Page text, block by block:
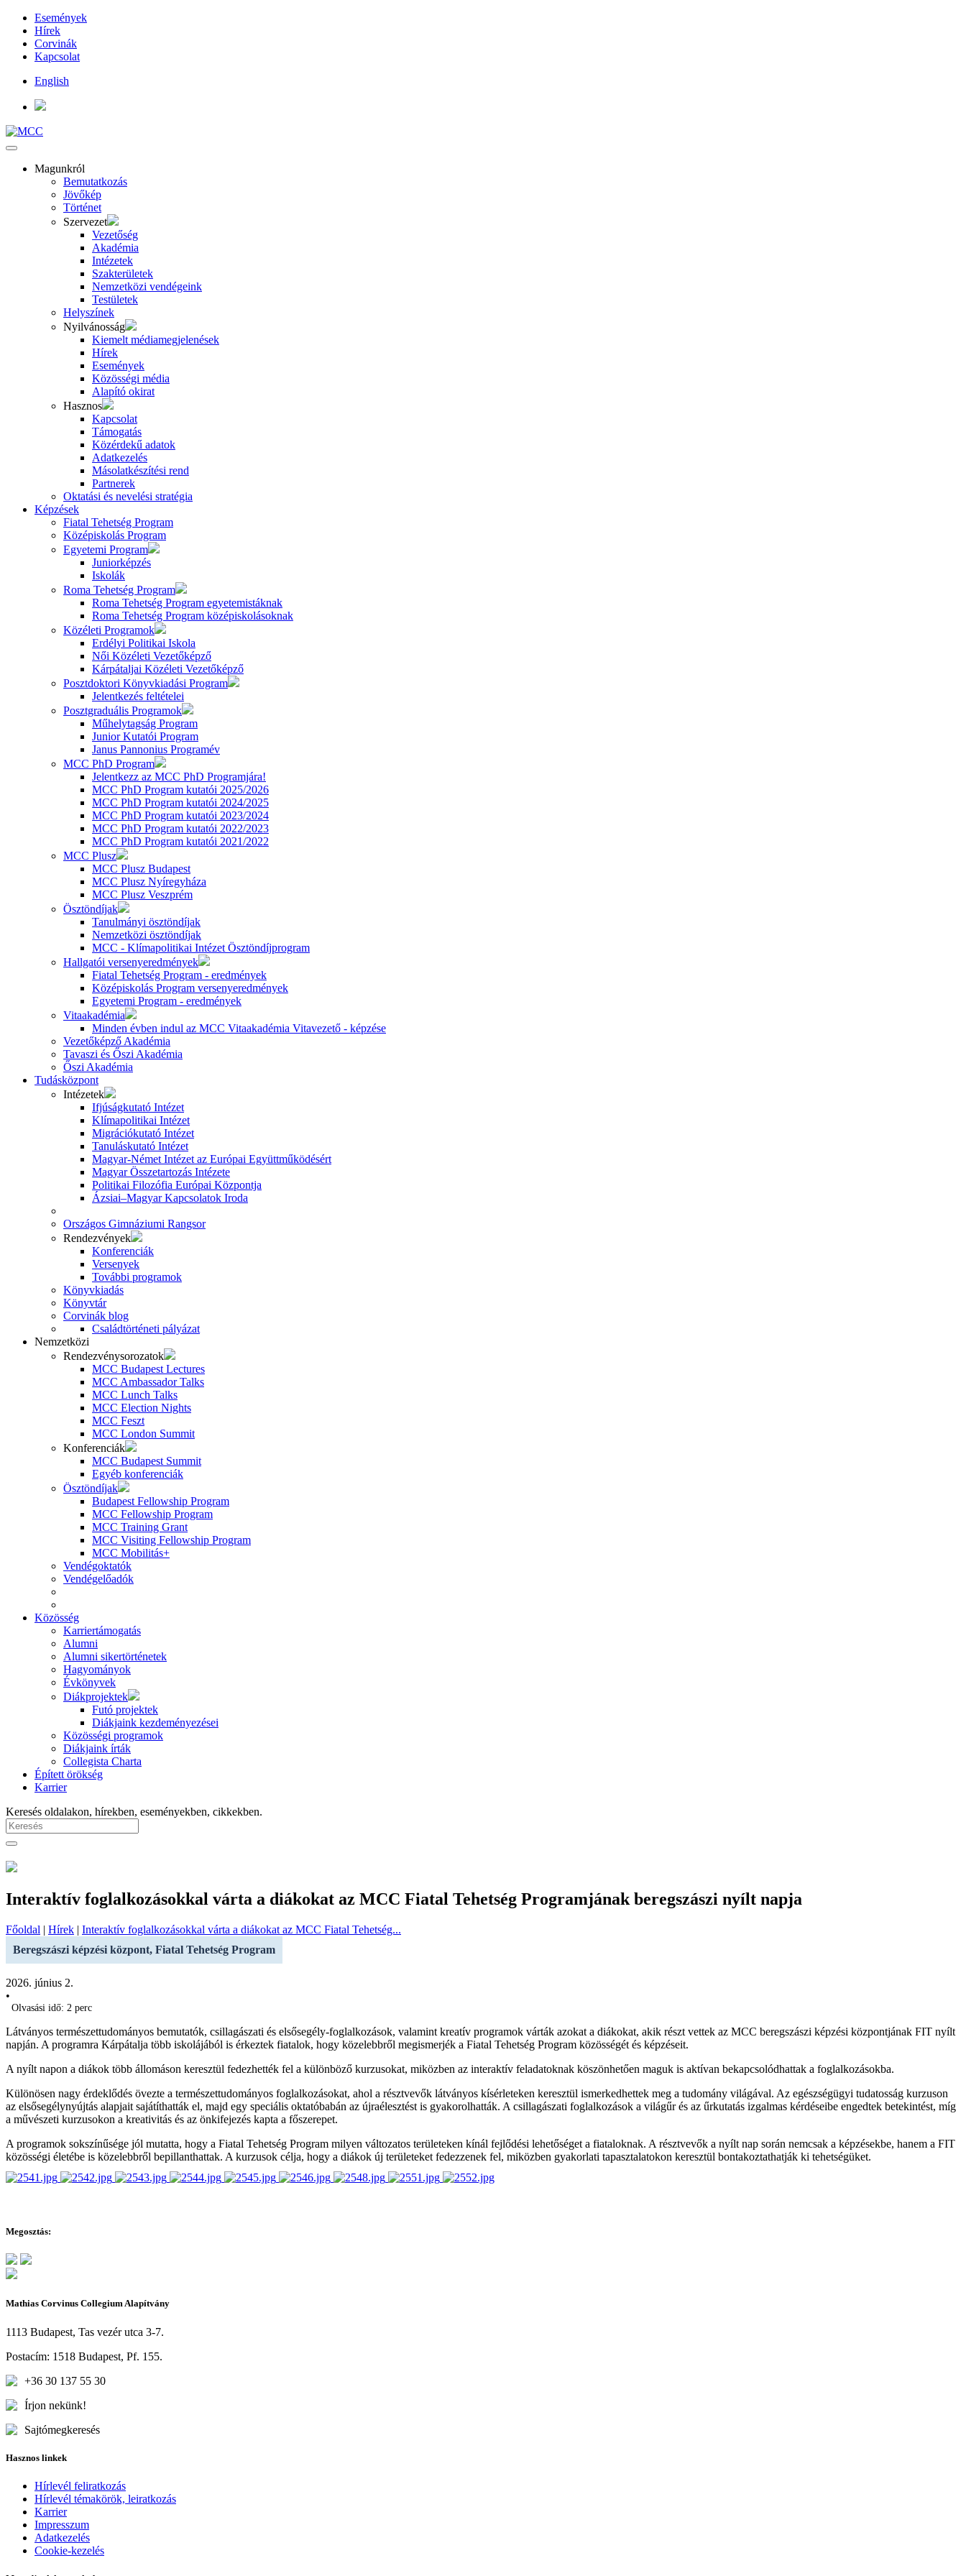
Események
Hírek
Corvinák
Kapcsolat
English
Magunkról
Bemutatkozás
Jövőkép
Történet
Szervezet
Vezetőség
Akadémia
Intézetek
Szakterületek
Nemzetközi vendégeink
Testületek
Helyszínek
Nyilvánosság
Kiemelt médiamegjelenések
Hírek
Események
Közösségi média
Alapító okirat
Hasznos
Kapcsolat
Támogatás
Közérdekű adatok
Adatkezelés
Másolatkészítési rend
Partnerek
Oktatási és nevelési stratégia
Képzések
Fiatal Tehetség Program
Középiskolás Program
Egyetemi Program
Juniorképzés
Iskolák
Roma Tehetség Program
Roma Tehetség Program egyetemistáknak
Roma Tehetség Program középiskolásoknak
Közéleti Programok
Erdélyi Politikai Iskola
Női Közéleti Vezetőképző
Kárpátaljai Közéleti Vezetőképző
Posztdoktori Könyvkiadási Program
Jelentkezés feltételei
Posztgraduális Programok
Műhelytagság Program
Junior Kutatói Program
Janus Pannonius Programév
MCC PhD Program
Jelentkezz az MCC PhD Programjára!
MCC PhD Program kutatói 2025/2026
MCC PhD Program kutatói 2024/2025
MCC PhD Program kutatói 2023/2024
MCC PhD Program kutatói 2022/2023
MCC PhD Program kutatói 2021/2022
MCC Plusz
MCC Plusz Budapest
MCC Plusz Nyíregyháza
MCC Plusz Veszprém
Ösztöndíjak
Tanulmányi ösztöndíjak
Nemzetközi ösztöndíjak
MCC - Klímapolitikai Intézet Ösztöndíjprogram
Hallgatói versenyeredmények
Fiatal Tehetség Program - eredmények
Középiskolás Program versenyeredmények
Egyetemi Program - eredmények
Vitaakadémia
Minden évben indul az MCC Vitaakadémia Vitavezető - képzése
Vezetőképző Akadémia
Tavaszi és Őszi Akadémia
Őszi Akadémia
Tudásközpont
Intézetek
Ifjúságkutató Intézet
Klímapolitikai Intézet
Migrációkutató Intézet
Tanuláskutató Intézet
Magyar-Német Intézet az Európai Együttműködésért
Magyar Összetartozás Intézete
Politikai Filozófia Európai Központja
Ázsiai–Magyar Kapcsolatok Iroda
Országos Gimnáziumi Rangsor
Rendezvények
Konferenciák
Versenyek
További programok
Könyvkiadás
Könyvtár
Corvinák blog
Családtörténeti pályázat
Nemzetközi
Rendezvénysorozatok
MCC Budapest Lectures
MCC Ambassador Talks
MCC Lunch Talks
MCC Election Nights
MCC Feszt
MCC London Summit
Konferenciák
MCC Budapest Summit
Egyéb konferenciák
Ösztöndíjak
Budapest Fellowship Program
MCC Fellowship Program
MCC Training Grant
MCC Visiting Fellowship Program
MCC Mobilitás+
Vendégoktatók
Vendégelőadók
Közösség
Karriertámogatás
Alumni
Alumni sikertörténetek
Hagyományok
Évkönyvek
Diákprojektek
Futó projektek
Diákjaink kezdeményezései
Közösségi programok
Diákjaink írták
Collegista Charta
Épített örökség
Karrier
Keresés oldalakon, hírekben, eseményekben, cikkekben.
Interaktív foglalkozásokkal várta a diákokat az MCC Fiatal Tehetség Programjának beregszászi nyílt napja
Főoldal | Hírek | Interaktív foglalkozásokkal várta a diákokat az MCC Fiatal Tehetség...
Beregszászi képzési központ, Fiatal Tehetség Program
2026. június 2.
•
Olvasási idő: 2 perc
Látványos természettudományos bemutatók, csillagászati és elsősegély-foglalkozások, valamint kreatív programok várták azokat a diákokat, akik részt vettek az MCC beregszászi képzési központjának FIT nyílt
napján. A programra Kárpátalja több iskolájából is érkeztek fiatalok, hogy közelebbről megismerjék a Fiatal Tehetség Program közösségét és képzéseit.
A nyílt napon a diákok több állomáson keresztül fedezhették fel a különböző kurzusokat, miközben az interaktív feladatoknak köszönhetően maguk is aktívan bekapcsolódhattak a foglalkozásokba.
Különösen nagy érdeklődés övezte a természettudományos foglalkozásokat, ahol a résztvevők látványos kísérleteken keresztül ismerkedhettek meg a tudomány világával. Az egészségügyi tudatosság kurzuson
az elsősegélynyújtás alapjait sajátíthatták el, majd egy speciális oktatóbabán az újraélesztést is gyakorolhatták. A csillagászati foglalkozások a világűr és az űrkutatás izgalmas kérdéseibe engedtek betekintést, míg
a művészeti kurzusokon a kreativitás és az önkifejezés kapta a főszerepet.
A programok sokszínűsége jól mutatta, hogy a Fiatal Tehetség Program milyen változatos területeken kínál fejlődési lehetőséget a fiataloknak. A résztvevők a nyílt nap során nemcsak a képzésekbe, hanem a FIT
közösségi életébe is közelebbről bepillanthattak. A kurzusok célja, hogy a diákok új területeket fedezzenek fel, miközben gyakorlati tapasztalatokon keresztül bontakoztathatják ki tehetségüket.
Megosztás:
Mathias Corvinus Collegium Alapítvány
1113 Budapest, Tas vezér utca 3-7.
Postacím: 1518 Budapest, Pf. 155.
+36 30 137 55 30
Írjon nekünk!
Sajtómegkeresés
Hasznos linkek
Hírlevél feliratkozás
Hírlevél témakörök, leiratkozás
Karrier
Impresszum
Adatkezelés
Cookie-kezelés